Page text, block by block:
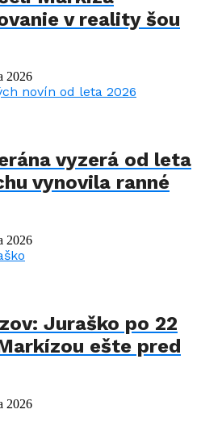
v reality šou
2026
vyzerá od leta
vynovila ranné
2026
Juraško po 22
ešte pred
2026